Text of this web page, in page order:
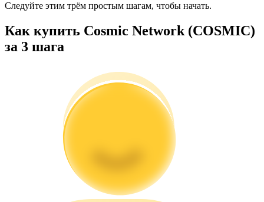
Анализ больших данных, включая торговую информацию
Руководство для начинающих по фьючерсам
Следуйте этим трём простым шагам, чтобы начать.
Как купить Cosmic Network (COSMIC)
за 3 шага